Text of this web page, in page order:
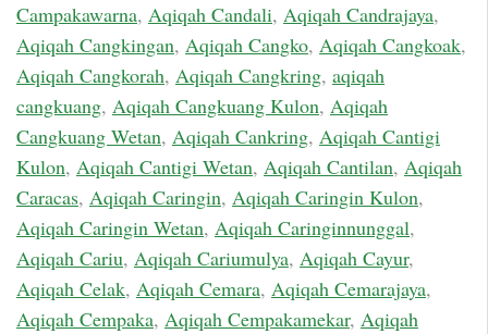
Campakawarna, Aqiqah Candali, Aqiqah Candrajaya,
Aqiqah Cangkingan, Aqiqah Cangko, Aqiqah Cangkoak,
Aqiqah Cangkorah, Aqiqah Cangkring, aqiqah
cangkuang, Aqiqah Cangkuang Kulon, Aqiqah
Cangkuang Wetan, Aqiqah Cankring, Aqiqah Cantigi
Kulon, Aqiqah Cantigi Wetan, Aqiqah Cantilan, Aqiqah
Caracas, Aqiqah Caringin, Aqiqah Caringin Kulon,
Aqiqah Caringin Wetan, Aqiqah Caringinnunggal,
Aqiqah Cariu, Aqiqah Cariumulya, Aqiqah Cayur,
Aqiqah Celak, Aqiqah Cemara, Aqiqah Cemarajaya,
Aqiqah Cempaka, Aqiqah Cempakamekar, Aqiqah